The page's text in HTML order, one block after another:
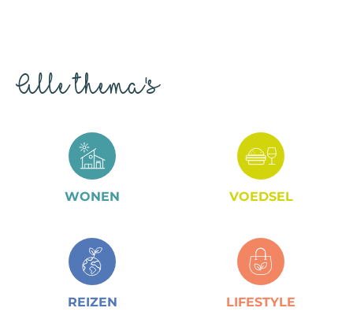
Alle thema's
WONEN VOEDSEL
REIZEN LIFESTYLE